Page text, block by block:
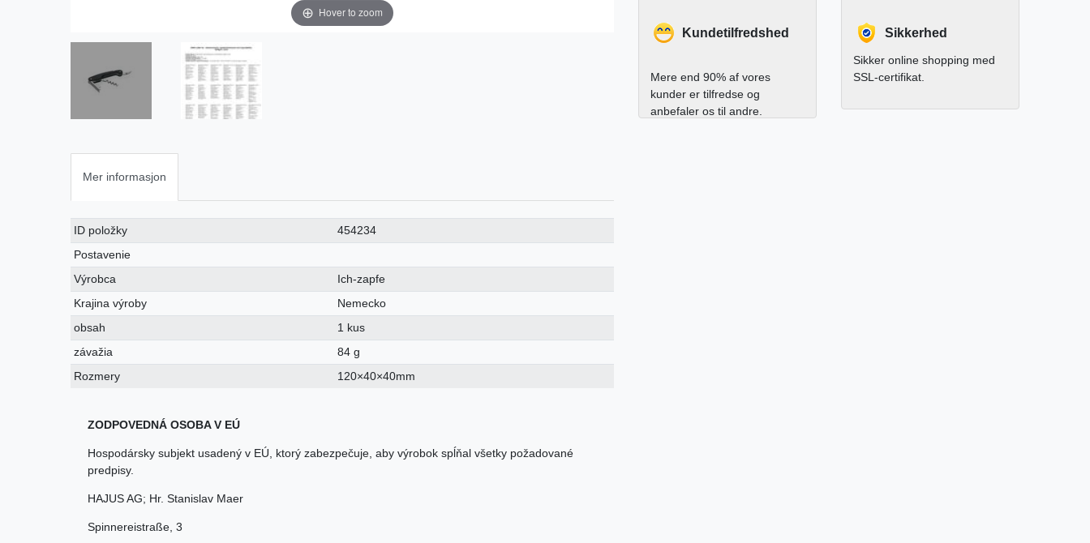
Hover to zoom
Mer informasjon
Ceres::Template.singleItemTechnicalDataAttribute
Ceres::Template.singleItemTechnicalDataValue
ID položky
454234
Postavenie
Výrobca
Ich-zapfe
Krajina výroby
Nemecko
obsah
1 kus
závažia
84 g
Rozmery
120×40×40mm
ZODPOVEDNÁ OSOBA V EÚ
Hospodársky subjekt usadený v EÚ, ktorý zabezpečuje, aby výrobok spĺňal všetky požadované
predpisy.
HAJUS AG; Hr. Stanislav Maer
Spinnereistraße 3
Kundetilfredshed
Mere end 90% af vores
kunder er tilfredse og
anbefaler os til andre.
Sikkerhed
Sikker online shopping med
SSL-certifikat.